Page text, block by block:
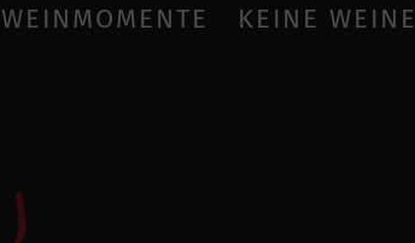
WEINMOMENTE KEINE WEINE